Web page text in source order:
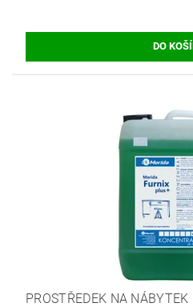
PROSTŘEDEK NA